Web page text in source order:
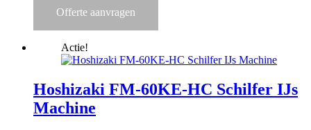
Offerte aanvragen
Actie!
Hoshizaki FM-60KE-HC Schilfer IJs
Machine